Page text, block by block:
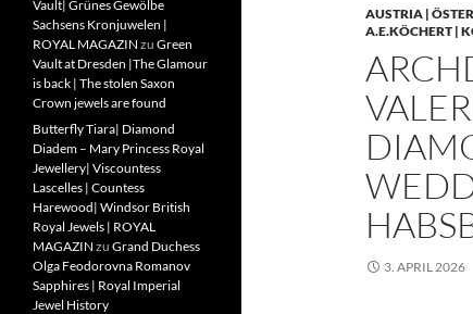
AUSTRIA |
A.E.KÖCHERT |
3. APRIL 2026
Vault| Grünes Gewölbe
Sachsens Kronjuwelen |
ROYAL MAGAZIN zu Green
Vault at Dresden |The Glamour
is back | The stolen Saxon
Crown jewels are found
Butterfly Tiara| Diamond
Diadem – Mary Princess Royal
Jewellery| Viscountess
Lascelles | Countess
Harewood| Windsor British
Royal Jewels | ROYAL
MAGAZIN zu Grand Duchess
Olga Feodorovna Romanov
Sapphires | Royal Imperial
Jewel History